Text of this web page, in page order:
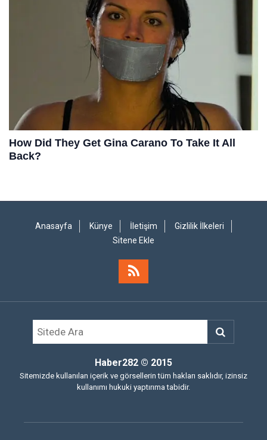
Anasayfa Künye İletişim
Gizlilik İlkeleri
Sitene Ekle
Haber282 © 2015
Sitemizde kullanılan içerik ve görsellerin tüm hakları saklıdır, izinsiz
kullanımı hukuki yaptırıma tabidir.